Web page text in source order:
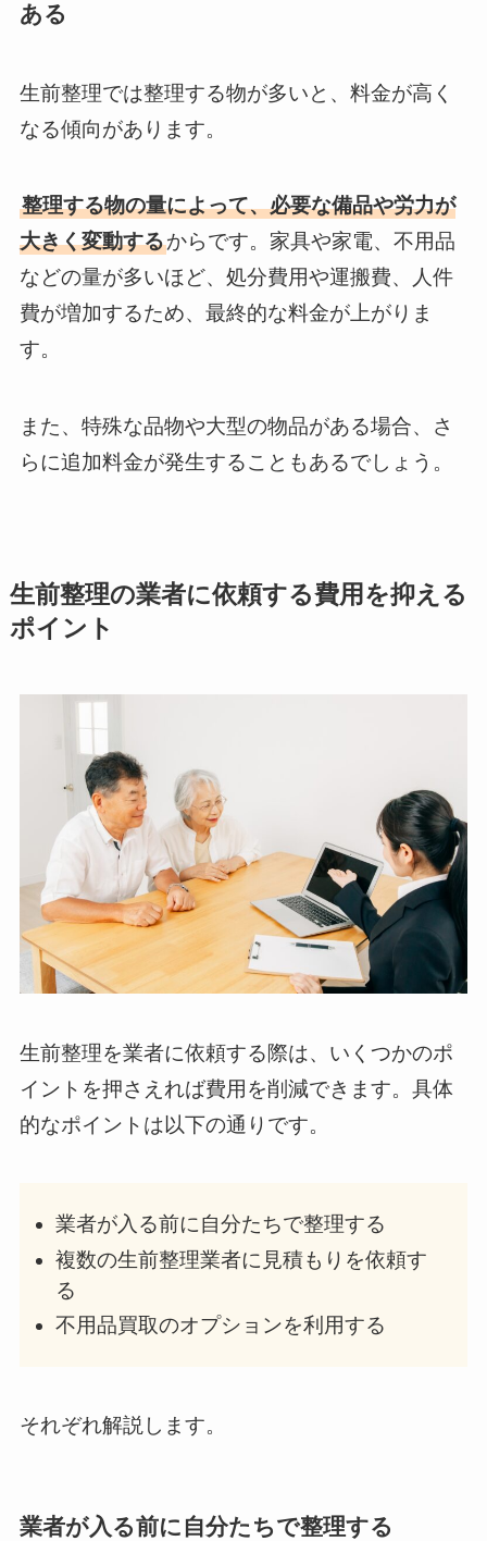
ある
生前整理では整理する物が多いと、料金が高く
なる傾向があります。
整理する物の量によって、必要な備品や労力が
大きく変動するからです。家具や家電、不用品
などの量が多いほど、処分費用や運搬費、人件
費が増加するため、最終的な料金が上がりま
す。
また、特殊な品物や大型の物品がある場合、さ
らに追加料金が発生することもあるでしょう。
生前整理の業者に依頼する費用を抑える
ポイント
生前整理を業者に依頼する際は、いくつかのポ
イントを押さえれば費用を削減できます。具体
的なポイントは以下の通りです。
業者が入る前に自分たちで整理する
複数の生前整理業者に見積もりを依頼す
る
不用品買取のオプションを利用する
それぞれ解説します。
業者が入る前に自分たちで整理する